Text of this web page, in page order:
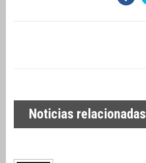
Noticias relacionadas